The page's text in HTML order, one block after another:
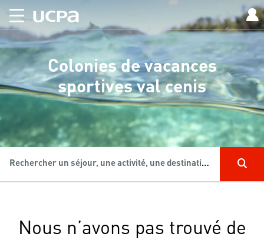
Colonies de vacances
sportives val cenis
Rechercher un séjour, une activité, une destination...
Nous n’avons pas trouvé de